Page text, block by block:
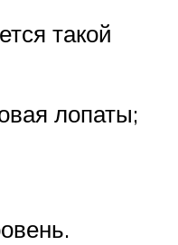
такой
лопаты;